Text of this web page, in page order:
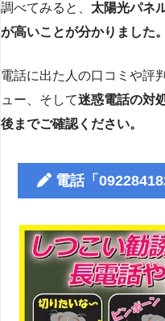
調べてみると、 太陽光パネ
が高いことが分かりました。
電話に出た人の口コミや評
ュー、そして迷惑電話の対
後までご確認ください。
電話「